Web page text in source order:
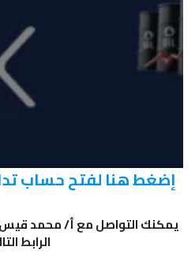
إضغط هنا لفتح حساب
يمكنك التواصل مع أ/ محمد قيس
الرابط